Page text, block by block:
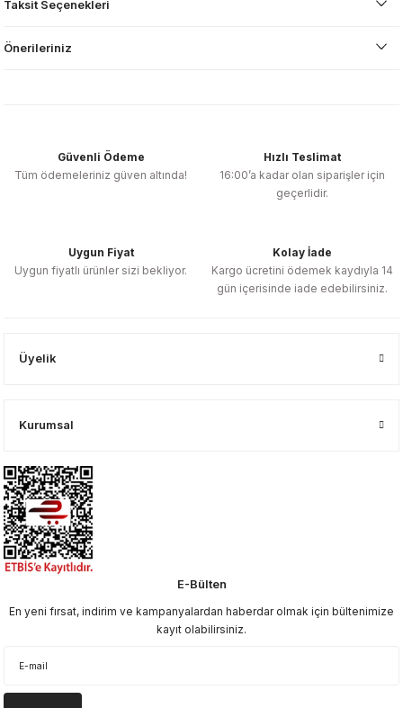
Taksit Seçenekleri
Önerileriniz
Güvenli Ödeme
Tüm ödemeleriniz güven altında!
Hızlı Teslimat
16:00’a kadar olan siparişler için
geçerlidir.
Uygun Fiyat
Uygun fiyatlı ürünler sizi bekliyor.
Kolay İade
Kargo ücretini ödemek kaydıyla 14
gün içerisinde iade edebilirsiniz.
Üyelik
Kurumsal
E-Bülten
En yeni fırsat, indirim ve kampanyalardan haberdar olmak için bültenimize
kayıt olabilirsiniz.